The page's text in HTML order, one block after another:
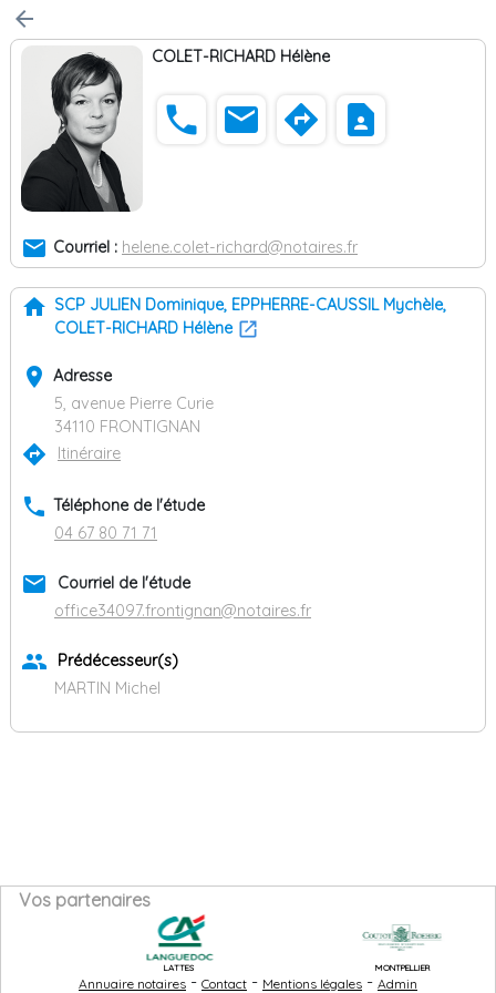
arrow_back
COLET-RICHARD Hélène
phone email directions contact_page
email Courriel : helene.colet-richard@notaires.fr
home SCP JULIEN Dominique, EPPHERRE-CAUSSIL Mychèle,
COLET-RICHARD Hélène
place Adresse
5, avenue Pierre Curie
34110 FRONTIGNAN
directions Itinéraire
phone Téléphone de l'étude
04 67 80 71 71
email
Courriel de l'étude
office34097.frontignan@notaires.fr
group
Prédécesseur(s)
MARTIN Michel
Vos partenaires
LATTES MONTPELLIER
Annuaire notaires - Contact - Mentions légales - Admin